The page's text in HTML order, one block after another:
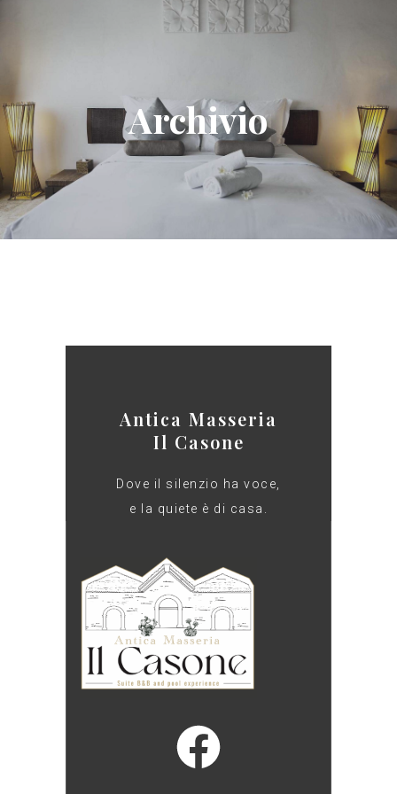
Archivio
Antica Masseria
Il Casone
Dove il silenzio ha voce,
e la quiete è di casa.